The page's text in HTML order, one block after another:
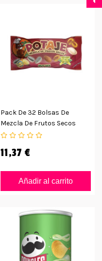
Pack De 32 Bolsas De
Mezcla De Frutos Secos
Potaje
11,37 €
Añadir al carrito